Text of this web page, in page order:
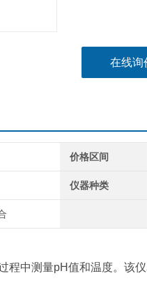
在线询
价格区间
仪器种类
中测量pH值和温度。该